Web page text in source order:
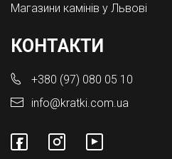
Магазини камінів у Львові
КОНТАКТИ
+380 (97) 080 05 10
info@kratki.com.ua